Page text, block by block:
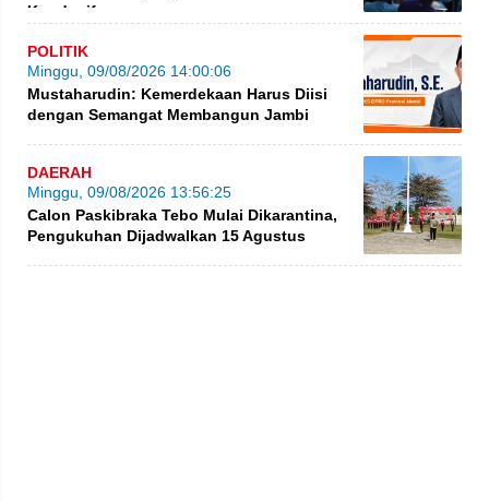
Kondusif
POLITIK
Minggu, 09/08/2026 14:00:06
Mustaharudin: Kemerdekaan Harus Diisi
dengan Semangat Membangun Jambi
DAERAH
Minggu, 09/08/2026 13:56:25
Calon Paskibraka Tebo Mulai Dikarantina,
Pengukuhan Dijadwalkan 15 Agustus